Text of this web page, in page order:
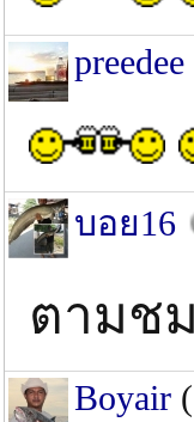
preedee
บอย16
ตามช
Boyair